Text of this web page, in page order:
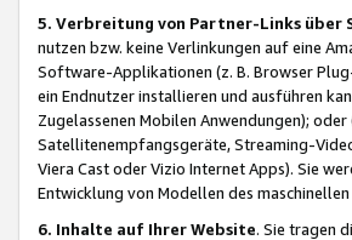
5. Verbreitung von Partner-Links über
nutzen bzw. keine Verlinkungen auf eine
Software-Applikationen (z. B. Browser
ein Endnutzer installieren und ausführen
Zugelassenen Mobilen Anwendungen);
Satellitenempfangsgeräte, Streaming-
Viera Cast oder Vizio Internet Apps). Sie
Entwicklung von Modellen des
6. Inhalte auf Ihrer Website. Sie tragen